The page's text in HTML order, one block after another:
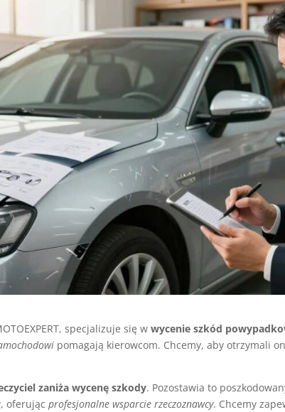
specjalizuje się wwycenie szkód
pomagają kierowcom. Chcemy, aby otrzymali
zaniża wycenę szkody. Pozostawia to
oferującprofesjonalne wsparcie rzeczoznawcy. Chcemy